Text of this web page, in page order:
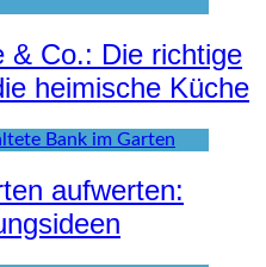
& Co.: Die richtige
heimische Küche
aufwerten: